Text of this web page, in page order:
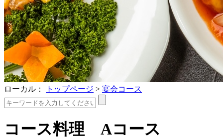
ローカル： トップページ > 宴会コース
コース料理 Aコース